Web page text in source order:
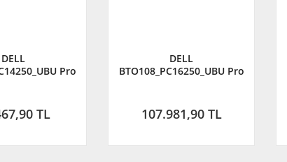
DELL
Pro
TL
DELL
BTO108_PC16250_UBU Pro
16''FHD Ubuntu
107.981,90 TL